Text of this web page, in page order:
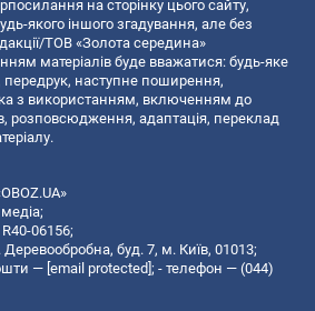
на сторінку цього сайту,
якого іншого згадування, але без
ТОВ «Золота середина»
матеріалів буде вважатися: будь-яке
наступне поширення,
з використанням, включенням до
розповсюдження, адаптація, переклад
06156;
буд. 7, м. Київ, 01013;
— [email protected]; - телефон — (044)